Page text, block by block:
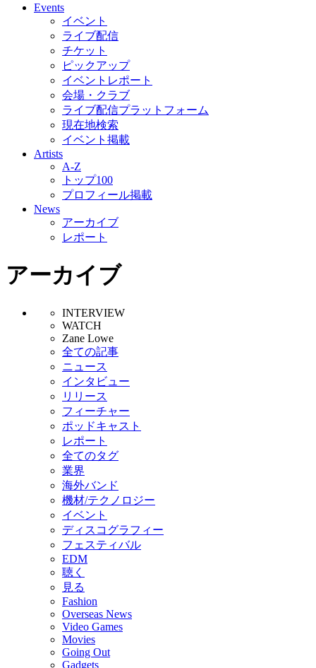
Events
イベント
ライブ配信
チケット
ピックアップ
イベントレポート
会場・クラブ
ライブ配信プラットフォーム
現在地検索
イベント掲載
Artists
A-Z
トップ100
プロフィール掲載
News
アーカイブ
レポート
アーカイブ
INTERVIEW
WATCH
Zane Lowe
全ての記事
ニュース
インタビュー
リリース
フィーチャー
ポッドキャスト
レポート
全てのタグ
業界
海外バンド
機材/テクノロジー
イベント
ディスコグラフィー
フェスティバル
EDM
聴く
見る
Fashion
Overseas News
Video Games
Movies
Going Out
Gadgets